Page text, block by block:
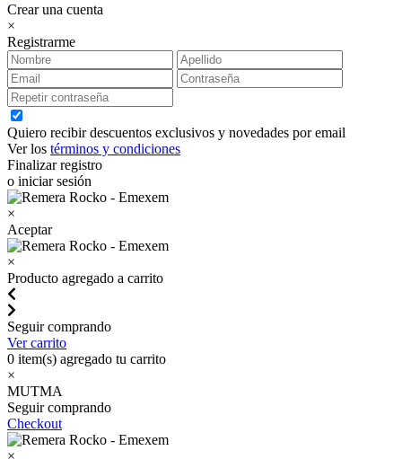
Crear una cuenta
×
Registrarme
Quiero recibir descuentos exclusivos y novedades por email
Ver los términos y condiciones
Finalizar registro
o iniciar sesión
×
Aceptar
×
Producto agregado a carrito
Seguir comprando
Ver carrito
0 item(s) agregado tu carrito
×
MUTMA
Seguir comprando
Checkout
×